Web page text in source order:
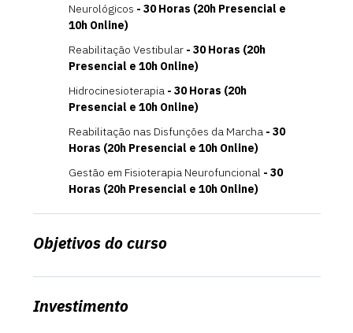
Neurológicos - 30 Horas (20h Presencial e
10h Online)
Reabilitação Vestibular - 30 Horas (20h
Presencial e 10h Online)
Hidrocinesioterapia - 30 Horas (20h
Presencial e 10h Online)
Reabilitação nas Disfunções da Marcha - 30
Horas (20h Presencial e 10h Online)
Gestão em Fisioterapia Neurofuncional - 30
Horas (20h Presencial e 10h Online)
Objetivos do curso
Investimento